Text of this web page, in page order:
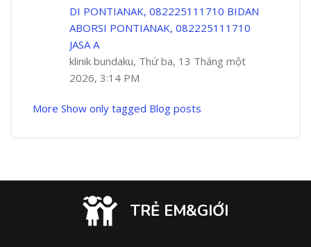
DI PONTIANAK, 082225111710 BIDAN
ABORSI PONTIANAK, 082225111710
JASA A
klinik bundaku, Thứ ba, 13 Tháng một
2026, 3:14 PM
More Show only tagged Blog posts
TRẺ EM&GIỚI